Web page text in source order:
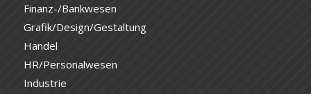
Finanz-/Bankwesen
Grafik/Design/Gestaltung
Handel
HR/Personalwesen
Industrie